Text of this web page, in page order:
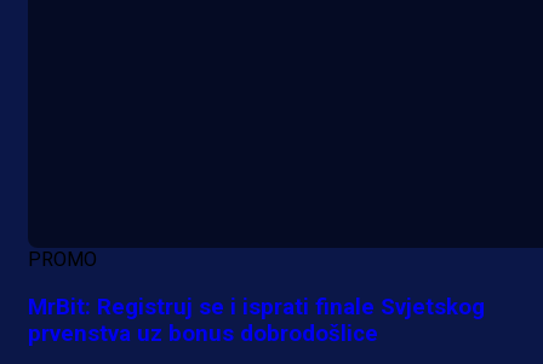
PROMO
MrBit: Registruj se i isprati finale Svjetskog
prvenstva uz bonus dobrodošlice